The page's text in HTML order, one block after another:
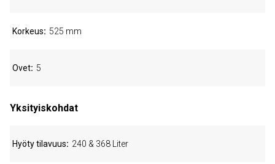
Korkeus 525 mm
Ovet 5
Yksityiskohdat
Hyöty tilavuus 240 & 368 Liter